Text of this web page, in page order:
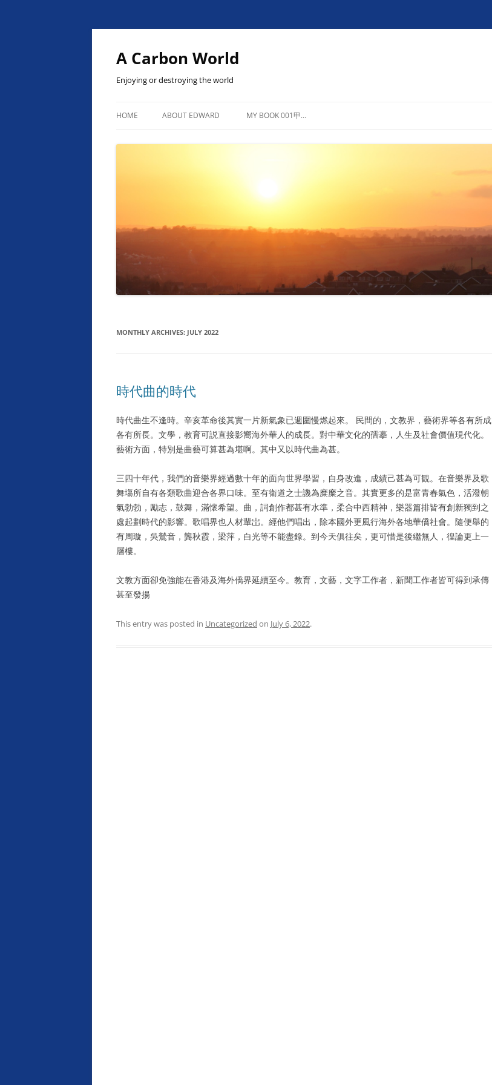
Skip
A Carbon World
Enjoying or destroying the world
HOME ABOUT EDWARD MY BOOK 001甲…
MONTHLY ARCHIVES: JULY 2022
時代曲的時代
時代曲生不逢時。辛亥革命後其實一片新氣象已週圍慢燃起來。 民間的，文教界，藝術界等各有所成
各有所長。文學，教育可説直接影嚮海外華人的成長。對中華文化的孺摹，人生及社會價值現代化。
藝術方面，特別是曲藝可算甚為堪啊。其中又以時代曲為甚。
三四十年代，我們的音樂界經過數十年的面向世界學習，自身改進，成績己甚為可観。在音樂界及歌
舞塲所自有各類歌曲迎合各界口味。至有衛道之士譏為糜糜之音。其實更多的是富青春氣色，活潑朝
氣勃勃，勵志，鼓舞，滿懷希望。曲，詞創作都甚有水準，柔合中西精神，樂器篇排皆有創新獨到之
處起劃時代的影響。歌唱界也人材輩岀。經他們唱出，除本國外更風行海外各地華僑社會。隨便舉的
有周璇，吳鶯音，龔秋霞，梁萍，白光等不能盡錄。到今天俱往矣，更可惜是後繼無人，徨論更上一
層樓。
文教方面卻免強能在香港及海外僑界延續至今。教育，文藝，文字工作者，新聞工作者皆可得到承傳
甚至發揚
This entry was posted in Uncategorized on July 6, 2022.